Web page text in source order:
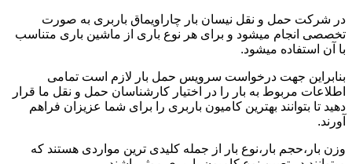
در شرکت حمل و نقل نیسان بار چاراویماق باربری به صورت
تخصصی انجام میشود و برای هر نوع باری از ماشین باری متناسب
با آن استفاده میشود.
بنابراین جهت درخواست سرویس حمل بار لازم است تمامی
اطلاعات مربوط به بار را در اختیار کارشناسان حمل و نقل ما قرار
دهید تا بتوانند بهترین کامیون باربری را برای شما عزیزان فراهم
آورند.
وزن بار،حجم بار،نوع بار از جمله کلیدی ترین مواردی هستند که